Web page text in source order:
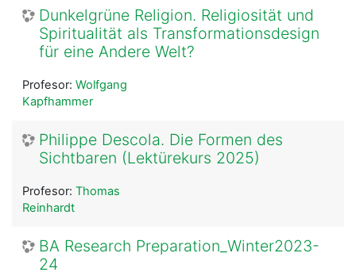
Dunkelgrüne Religion. Religiosität und
Spiritualität als Transformationsdesign
für eine Andere Welt?
Profesor: Wolfgang
Kapfhammer
Philippe Descola. Die Formen des
Sichtbaren (Lektürekurs 2025)
Profesor: Thomas
Reinhardt
BA Research Preparation_Winter2023-
24